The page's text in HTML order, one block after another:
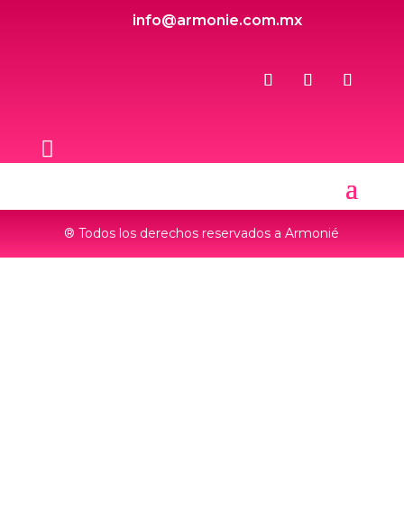
info@armonie.com.mx

® Todos los derechos reservados a Armonié